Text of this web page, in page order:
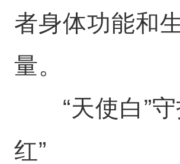
者身体功能和
量。
“天使白”守
红”